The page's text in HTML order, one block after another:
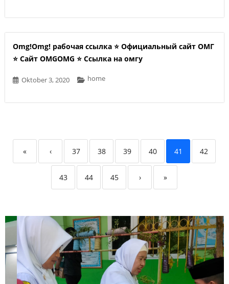
Omg!Omg! рабочая ссылка ⭐️ Официальный сайт ОМГ
⭐️ Сайт OMGOMG ⭐️ Ссылка на омгу
Oktober 3, 2020 home
« ‹ 37 38 39 40 41 42
43 44 45 › »